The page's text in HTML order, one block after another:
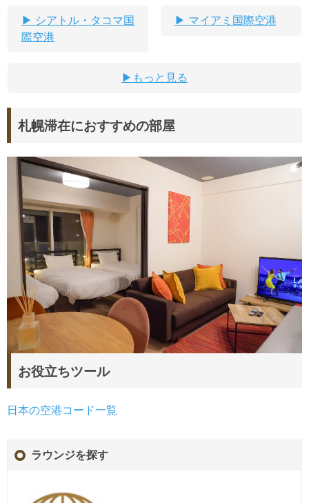
シアトル・タコマ国
際空港
マイアミ国際空港
もっと見る
札幌滞在におすすめの部屋
お役立ちツール
日本の空港コード一覧
ラウンジを探す